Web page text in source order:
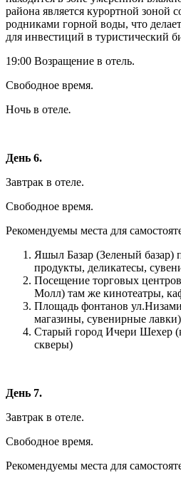
района является курортной зоной
родниками горной воды, что
для инвестиций в туристический
19:00 Возращение в отель.
Свободное время.
Ночь в отеле.
День 6.
Завтрак в отеле.
Свободное время.
Рекомендуемы места для
Яшыл Базар (Зеленый базар)
продукты, деликатесы,
Посещение торговых
Молл) там же кинотеатры,
Площадь фонтанов
магазины, сувенирные лавки)
Старый город Ичери Шехер
скверы)
День 7.
Завтрак в отеле.
Свободное время.
Рекомендуемы места для